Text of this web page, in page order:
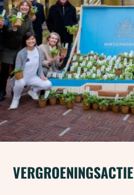
VERGROENINGSACTIE